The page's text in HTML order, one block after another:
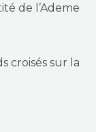
de l’Ademe
croisés sur la